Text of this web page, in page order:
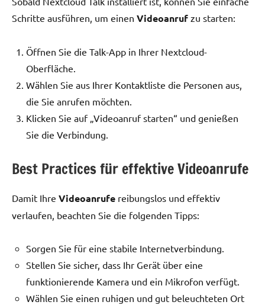
Schritte ausführen, um einen Videoanruf zu starten:
Öffnen Sie die Talk-App in Ihrer Nextcloud-
Oberfläche.
Wählen Sie aus Ihrer Kontaktliste die Personen aus,
die Sie anrufen möchten.
Klicken Sie auf „Videoanruf starten“ und genießen
Sie die Verbindung.
Best Practices für effektive Videoanrufe
Damit Ihre Videoanrufe reibungslos und effektiv
verlaufen, beachten Sie die folgenden Tipps:
Sorgen Sie für eine stabile Internetverbindung.
Stellen Sie sicher, dass Ihr Gerät über eine
funktionierende Kamera und ein Mikrofon verfügt.
Wählen Sie einen ruhigen und gut beleuchteten Ort